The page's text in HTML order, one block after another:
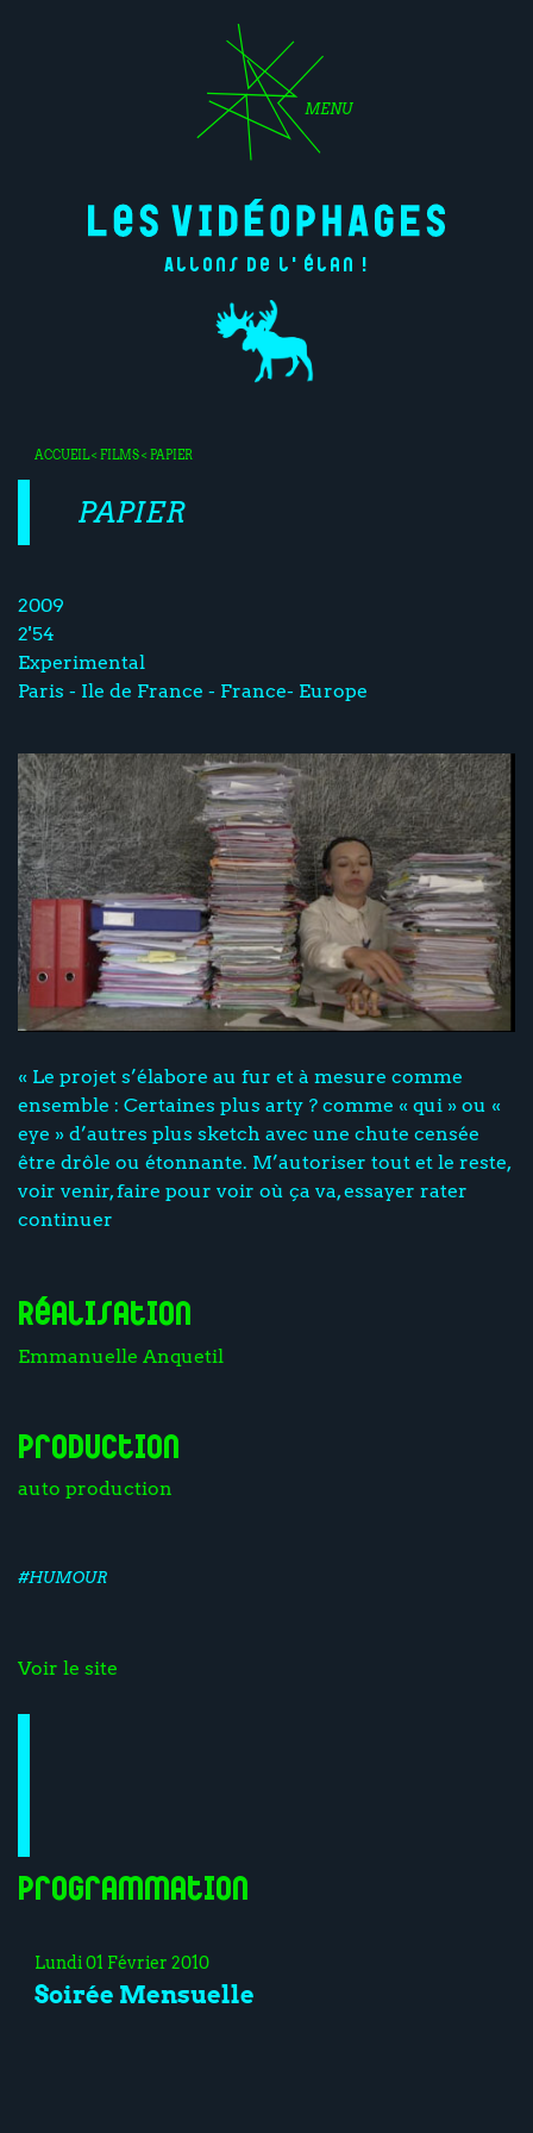
MENU
Allons de l'élan !
ACCUEIL< FILMS< PAPIER
PAPIER
2009
2'54
Experimental
Paris - Ile de France - France- Europe
« Le projet s’élabore au fur et à mesure comme
ensemble : Certaines plus arty ? comme « qui » ou «
eye » d’autres plus sketch avec une chute censée
être drôle ou étonnante. M’autoriser tout et le reste,
voir venir, faire pour voir où ça va, essayer rater
continuer
Réalisation
Emmanuelle Anquetil
Production
auto production
#HUMOUR
Voir le site
Programmation
Lundi 01 Février 2010
Soirée Mensuelle